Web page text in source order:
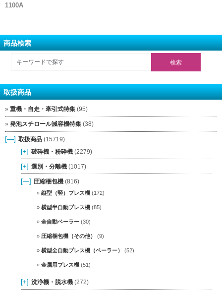
1100A
商品検索
取扱商品
重機・自走・牽引式特集 (95)
発泡スチロール減容機特集 (38)
[—] 取扱商品 (15719)
[+] 破砕機・粉砕機 (2279)
[+] 選別・分離機 (1017)
[—] 圧縮梱包機 (816)
縦型（竪）プレス機 (172)
横型半自動プレス機 (85)
全自動ベーラー (30)
圧縮梱包機（その他） (9)
横型全自動プレス機（ベーラー） (52)
金属用プレス機 (51)
[+] 洗浄機・脱水機 (272)